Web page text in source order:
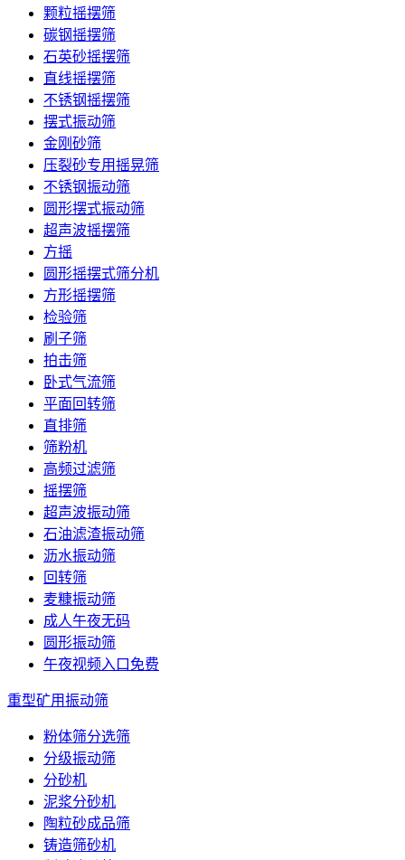
颗粒摇摆筛
碳钢摇摆筛
石英砂摇摆筛
直线摇摆筛
不锈钢摇摆筛
摆式振动筛
金刚砂筛
压裂砂专用摇晃筛
不锈钢振动筛
圆形摆式振动筛
超声波摇摆筛
方摇
圆形摇摆式筛分机
方形摇摆筛
检验筛
刷子筛
拍击筛
卧式气流筛
平面回转筛
直排筛
筛粉机
高频过滤筛
摇摆筛
超声波振动筛
石油滤渣振动筛
沥水振动筛
回转筛
麦糠振动筛
成人午夜无码
圆形振动筛
午夜视频入口免费
重型矿用振动筛
粉体筛分选筛
分级振动筛
分砂机
泥浆分砂机
陶粒砂成品筛
铸造筛砂机